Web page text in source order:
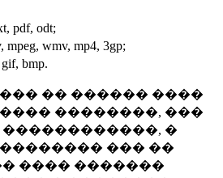
pdf, odt;
mpeg, wmv, mp4, 3gp;
bmp.
�� ������ ����
��������, ���
�
��� ��
���� �������